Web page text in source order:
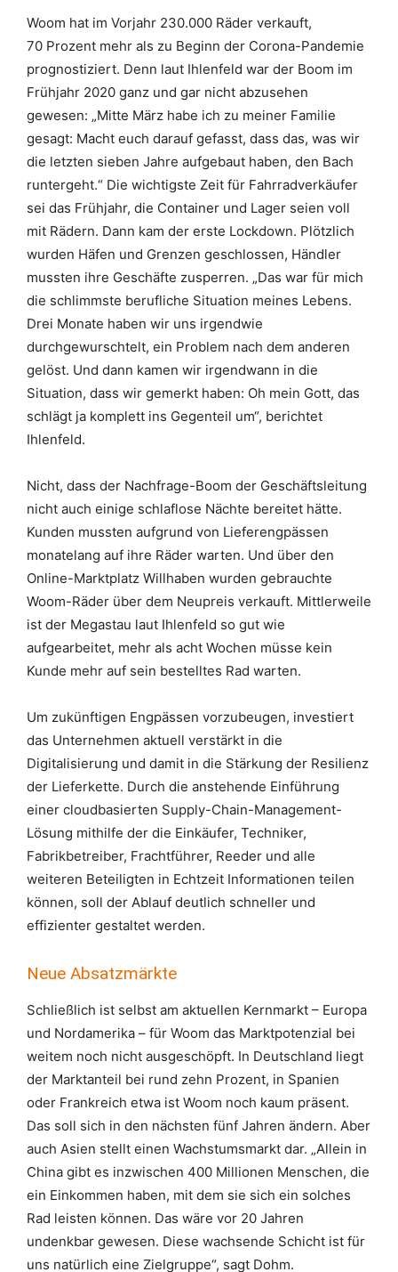
Woom hat im Vorjahr 230.000 Räder verkauft,
70 Prozent mehr als zu Beginn der Corona-Pandemie
prognostiziert. Denn laut Ihlenfeld war der Boom im
Frühjahr 2020 ganz und gar nicht abzusehen
gewesen: „Mitte März habe ich zu meiner Familie
gesagt: Macht euch darauf gefasst, dass das, was wir
die letzten sieben Jahre aufgebaut haben, den Bach
runtergeht.“ Die wichtigste Zeit für Fahrradverkäufer
sei das Frühjahr, die Container und Lager seien voll
mit Rädern. Dann kam der erste Lockdown. Plötzlich
wurden Häfen und Grenzen geschlossen, Händler
mussten ihre Geschäfte zusperren. „Das war für mich
die schlimmste berufliche Situation meines Lebens.
Drei Monate haben wir uns irgendwie
durchgewurschtelt, ein Problem nach dem anderen
gelöst. Und dann kamen wir irgendwann in die
Situation, dass wir gemerkt haben: Oh mein Gott, das
schlägt ja komplett ins Gegenteil um“, berichtet
Ihlenfeld.
Nicht, dass der Nachfrage-Boom der Geschäftsleitung
nicht auch einige schlaflose Nächte bereitet hätte.
Kunden mussten aufgrund von Lieferengpässen
monatelang auf ihre Räder warten. Und über den
Online-Marktplatz Willhaben wurden gebrauchte
Woom-Räder über dem Neupreis verkauft. Mittlerweile
ist der Megastau laut Ihlenfeld so gut wie
aufgearbeitet, mehr als acht Wochen müsse kein
Kunde mehr auf sein bestelltes Rad warten.
Um zukünftigen Engpässen vorzubeugen, investiert
das Unternehmen aktuell verstärkt in die
Digitalisierung und damit in die Stärkung der Resilienz
der Lieferkette. Durch die anstehende Einführung
einer cloudbasierten Supply-Chain-Management-
Lösung mithilfe der die Einkäufer, Techniker,
Fabrikbetreiber, Frachtführer, Reeder und alle
weiteren Beteiligten in Echtzeit Informationen teilen
können, soll der Ablauf deutlich schneller und
effizienter gestaltet werden.
Neue Absatzmärkte
Schließlich ist selbst am aktuellen Kernmarkt – Europa
und Nordamerika – für Woom das Marktpotenzial bei
weitem noch nicht ausgeschöpft. In Deutschland liegt
der Marktanteil bei rund zehn Prozent, in Spanien
oder Frankreich etwa ist Woom noch kaum präsent.
Das soll sich in den nächsten fünf Jahren ändern. Aber
auch Asien stellt einen Wachstumsmarkt dar. „Allein in
China gibt es inzwischen 400 Millionen Menschen, die
ein Einkommen haben, mit dem sie sich ein solches
Rad leisten können. Das wäre vor 20 Jahren
undenkbar gewesen. Diese wachsende Schicht ist für
uns natürlich eine Zielgruppe“, sagt Dohm.